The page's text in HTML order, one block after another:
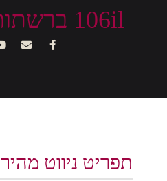
106il ברשתות חברתיות
תפריט ניווט מהיר